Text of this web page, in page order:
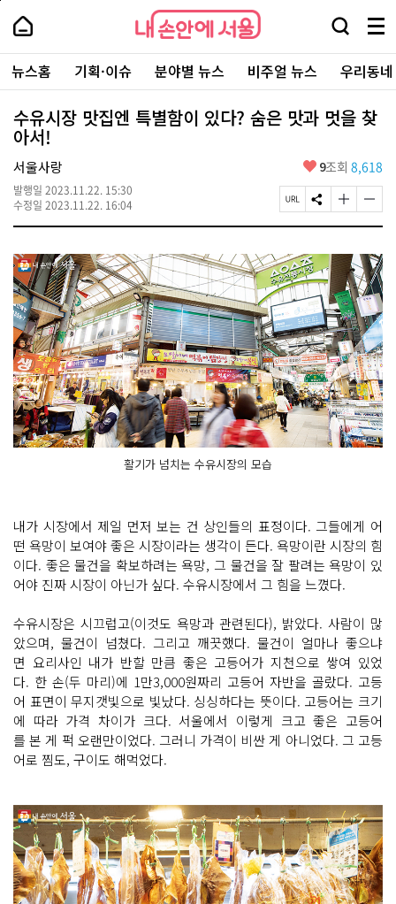
본
로
가
내
손
안
에
서
울
-
서
울
시
대
표
소
통
포
내
손
에
울
검
창
열
기
메
뉴
전
체
보
기
주
요
서
뉴스홈 기획·이슈 분야별 뉴스 비주얼 뉴스 우리동
수유시장 맛집엔 특별함이 있다? 숨은 맛과 멋을 찾
아서!
서울사랑
발행일 2023.11.22. 15:30
수정일 2023.11.22. 16:04
좋
요
9조회 8,618
페
이
U
R
L
복
사
S
N
공
유
하
기
글
자
기
크
게
변
경
하
기
글
자
기
작
게
변
경
하
기
활기가 넘치는 수유시장의 모습
내가 시장에서 제일 먼저 보는 건 상인들의 표정이다. 그들에게 어
떤 욕망이 보여야 좋은 시장이라는 생각이 든다. 욕망이란 시장의 힘
이다. 좋은 물건을 확보하려는 욕망, 그 물건을 잘 팔려는 욕망이 있
어야 진짜 시장이 아닌가 싶다. 수유시장에서 그 힘을 느꼈다.
수유시장은 시끄럽고(이것도 욕망과 관련된다), 밝았다. 사람이 많
았으며, 물건이 넘쳤다. 그리고 깨끗했다. 물건이 얼마나 좋으냐
면 요리사인 내가 반할 만큼 좋은 고등어가 지천으로 쌓여 있었
다. 한 손(두 마리)에 1만3,000원짜리 고등어 자반을 골랐다. 고등
어 표면이 무지갯빛으로 빛났다. 싱싱하다는 뜻이다. 고등어는 크기
에 따라 가격 차이가 크다. 서울에서 이렇게 크고 좋은 고등어
를 본 게 퍽 오랜만이었다. 그러니 가격이 비싼 게 아니었다. 그 고등
어로 찜도, 구이도 해먹었다.
페
상
단
로